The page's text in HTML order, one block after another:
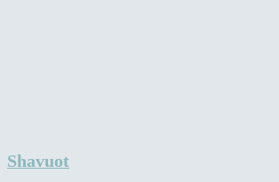
Shavuot